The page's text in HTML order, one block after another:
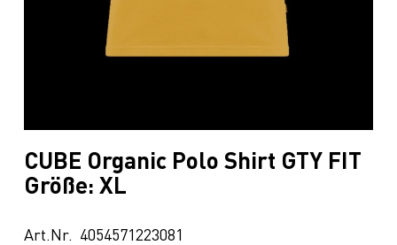
CUBE Organic Polo Shirt GTY FIT
Größe: XL
Art.Nr. 4054571223081